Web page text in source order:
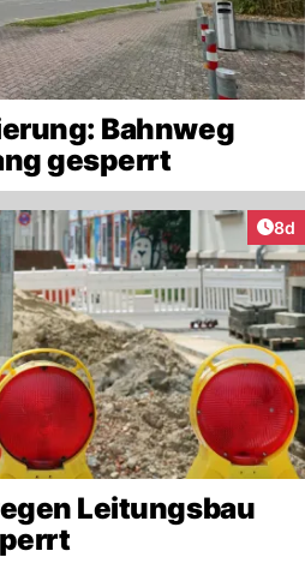
Bahnweg
gesperrt
8d
Leitungsbau